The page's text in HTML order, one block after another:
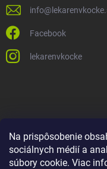
Na prispôsobenie
sociálnych médií a
súbory cookie. Viac
info@
Facebook
lekarenvkocke